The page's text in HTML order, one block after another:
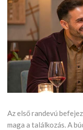
Az első randevú
maga a találkozás. A